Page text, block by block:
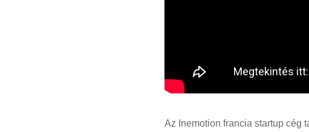
Az Inemotion francia startup cég